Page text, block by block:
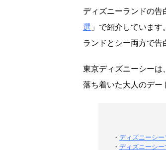
ディズニーランドの告
選 」で紹介しています。
ランドとシー両方で告
東京ディズニーシーは
落ち着いた大人のデー
・ ディズニーシ
・ ディズニーシ